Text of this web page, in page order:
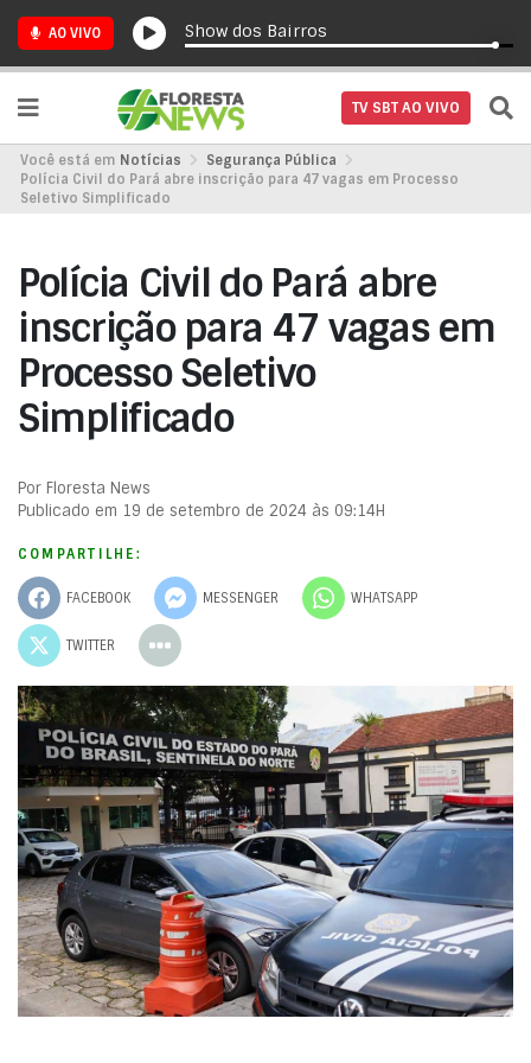
AO VIVO Show dos Bairros
TV SBT AO VIVO
Você está em Notícias
Segurança Pública
Polícia Civil do Pará abre inscrição para 47 vagas em Processo
Seletivo Simplificado
Polícia Civil do Pará abre
inscrição para 47 vagas em
Processo Seletivo
Simplificado
Por Floresta News
Publicado em 19 de setembro de 2024 às 09:14H
COMPARTILHE:
FACEBOOK MESSENGER WHATSAPP
TWITTER